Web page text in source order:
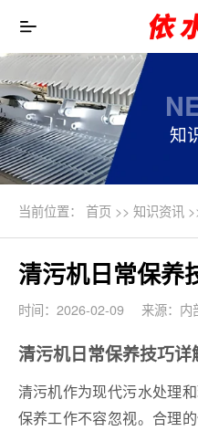
知
当前位置： 首页>> 知识资讯
清污机日常保养
时间：2026-02-09 来源：内
清污机日常保养技巧详
清污机作为现代污水处理
保养工作不容忽视。合理